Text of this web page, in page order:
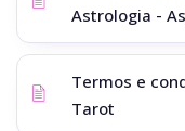
Astrologia -
Termos e
Tarot